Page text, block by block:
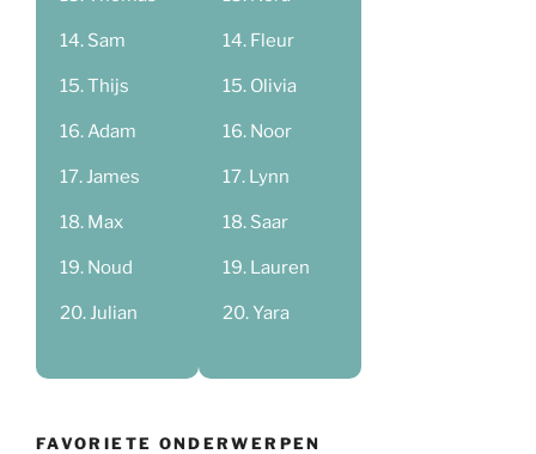
Sam
Thijs
Adam
James
Max
Noud
Julian
Fleur
Olivia
Noor
Lynn
Saar
Lauren
Yara
FAVORIETE ONDERWERPEN